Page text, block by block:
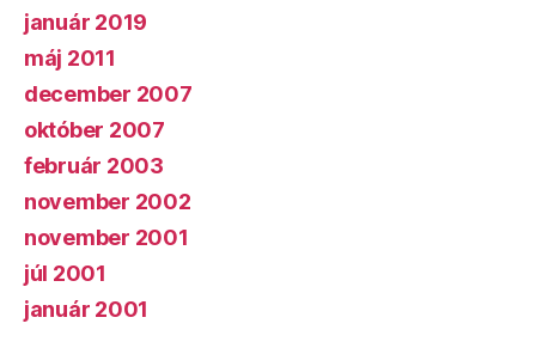
január 2019
máj 2011
december 2007
október 2007
február 2003
november 2002
november 2001
júl 2001
január 2001